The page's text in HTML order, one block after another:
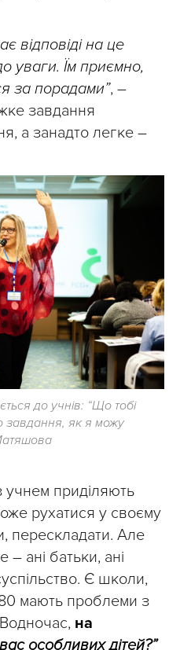
відповіді на це
уваги. Їм приємно,
за порадами”, –
завдання
а занадто легке –
до учнів: “Що тобі
завдання, як я можу
учнем приділяють
рухатися у своєму
перескладати. Але
– ані батьки, ані
Є школи,
мають проблеми з
на
особливих дітей?”